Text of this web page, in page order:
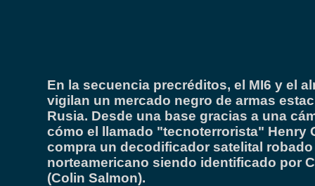
En la secuencia precréditos, el MI6 y el
vigilan un mercado negro de armas
Rusia. Desde una base gracias a una
cómo el llamado "tecnoterrorista" Henry
compra un decodificador satelital
norteamericano siendo identificado por
(Colin Salmon).